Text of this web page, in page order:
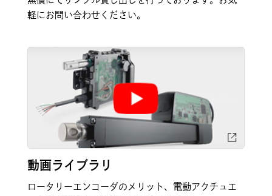
軽にお問い合わせください。
動画ライブラリ
ロータリーエンコーダのメリット、電動アクチュエ